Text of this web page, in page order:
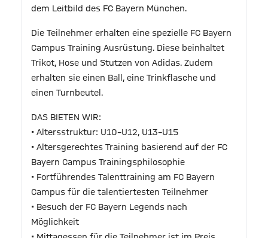
dem Leitbild des FC Bayern München.
Die Teilnehmer erhalten eine spezielle FC Bayern
Campus Training Ausrüstung. Diese beinhaltet
Trikot, Hose und Stutzen von Adidas. Zudem
erhalten sie einen Ball, eine Trinkflasche und
einen Turnbeutel.
DAS BIETEN WIR:
• Altersstruktur: U10–U12, U13–U15
• Altersgerechtes Training basierend auf der FC
Bayern Campus Trainingsphilosophie
• Fortführendes Talenttraining am FC Bayern
Campus für die talentiertesten Teilnehmer
• Besuch der FC Bayern Legends nach
Möglichkeit